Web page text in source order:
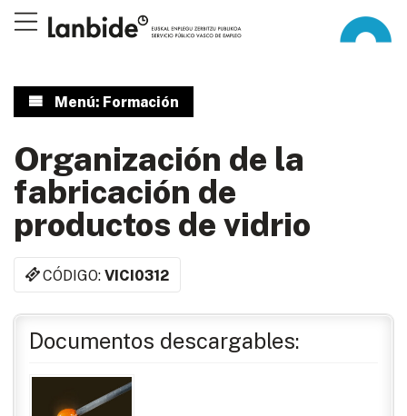
Menú: Formación
Organización de la
fabricación de
productos de vidrio
CÓDIGO:VICI0312
Documentos descargables: